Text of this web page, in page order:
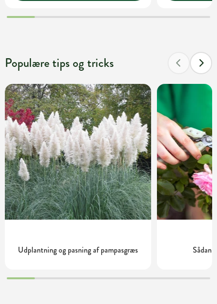
Populære tips og tricks
Udplantning og pasning af pampasgræs Sådan